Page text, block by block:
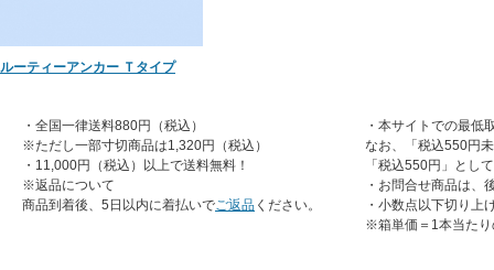
ルーティーアンカー Ｔタイプ
・全国一律送料880円（税込）
※ただし一部寸切商品は1,320円（税込）
・11,000円（税込）以上で送料無料！
※返品について
商品到着後、5日以内に着払いでご返品 ください。
・本サイトでの最低
なお、「税込550円
「税込550円」とし
・お問合せ商品は、
・小数点以下切り上
※箱単価＝1本当たり